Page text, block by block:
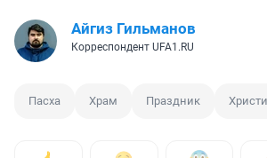
Айгиз Гильманов
Корреспондент UFA1.RU
Пасха Храм Праздник